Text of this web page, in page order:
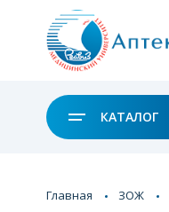
КАТАЛОГ
Главная ЗОЖ